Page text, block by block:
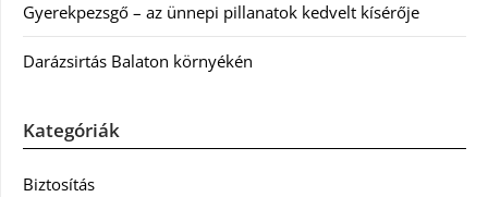
Gyerekpezsgő – az ünnepi pillanatok kedvelt kísérője
Darázsirtás Balaton környékén
Kategóriák
Biztosítás